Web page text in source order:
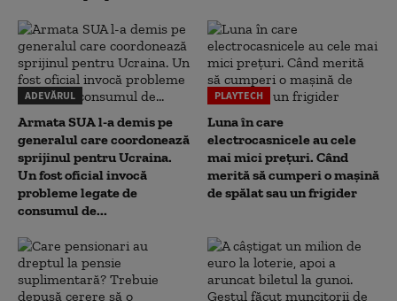
ADEVĂRUL
Armata SUA l-a demis pe
generalul care coordonează
sprijinul pentru Ucraina.
Un fost oficial invocă
probleme legate de
consumul de...
PLAYTECH
Luna în care
electrocasnicele au cele
mai mici prețuri. Când
merită să cumperi o mașină
de spălat sau un frigider